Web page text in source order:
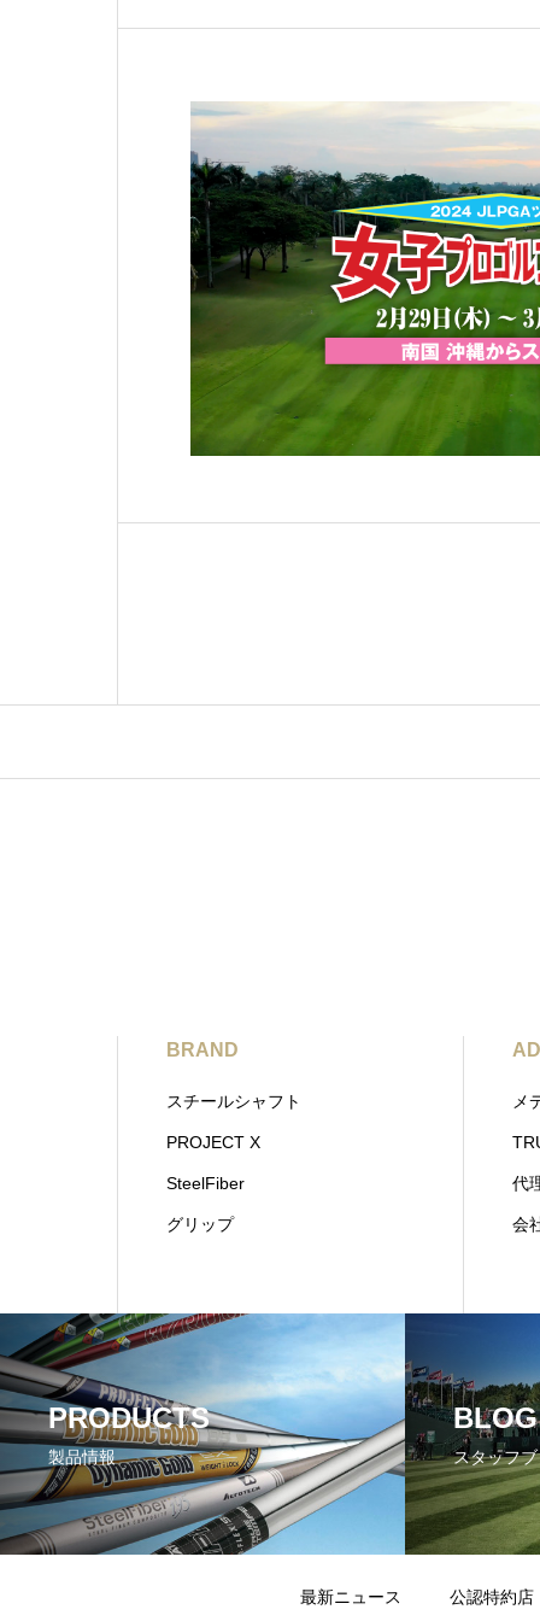
BRAND
スチールシャフト
PROJECT X
SteelFiber
グリップ
メ
代
会
PRODUCTS
製品情報
BLOG
スタッフ
最新ニュース 公認特約店